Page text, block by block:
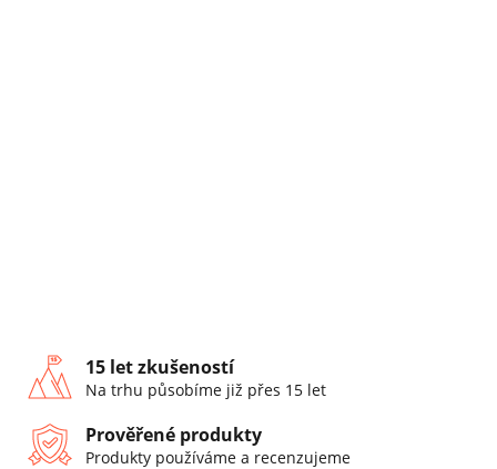
15 let zkušeností
Na trhu působíme již přes 15 let
Prověřené produkty
Produkty používáme a recenzujeme